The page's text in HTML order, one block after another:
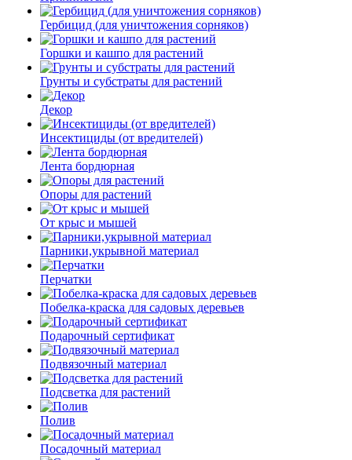
Гербицид (для уничтожения сорняков)
Горшки и кашпо для растений
Грунты и субстраты для растений
Декор
Инсектициды (от вредителей)
Лента бордюрная
Опоры для растений
От крыс и мышей
Парники,укрывной материал
Перчатки
Побелка-краска для садовых деревьев
Подарочный сертификат
Подвязочный материал
Подсветка для растений
Полив
Посадочный материал